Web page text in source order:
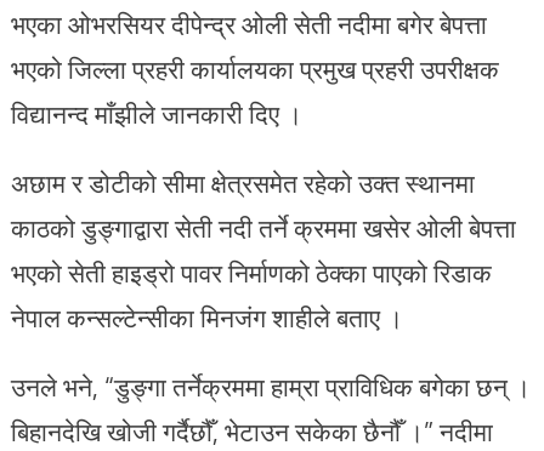
भएका ओभरसियर दीपेन्द्र ओली सेती नदीमा बगेर बेपत्ता
भएको जिल्ला प्रहरी कार्यालयका प्रमुख प्रहरी उपरीक्षक
विद्यानन्द माँझीले जानकारी दिए ।
अछाम र डोटीको सीमा क्षेत्रसमेत रहेको उक्त स्थानमा
काठको डुङ्गाद्वारा सेती नदी तर्ने क्रममा खसेर ओली बेपत्ता
भएको सेती हाइड्रो पावर निर्माणको ठेक्का पाएको रिडाक
नेपाल कन्सल्टेन्सीका मिनजंग शाहीले बताए ।
उनले भने, “डुङ्गा तर्नेक्रममा हाम्रा प्राविधिक बगेका छन् ।
बिहानदेखि खोजी गर्दैछौँ, भेटाउन सकेका छैनौँ ।” नदीमा